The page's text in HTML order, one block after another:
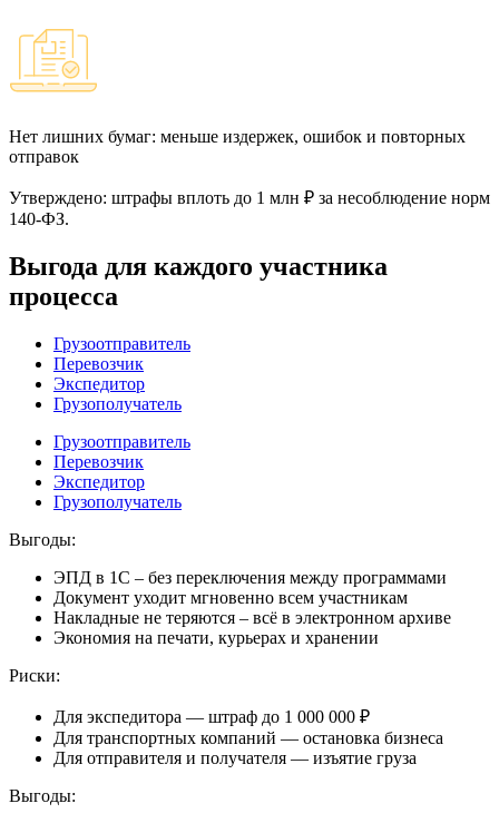
Нет лишних бумаг: меньше издержек, ошибок и повторных
отправок
Утверждено: штрафы вплоть до 1 млн ₽ за несоблюдение норм
140‑ФЗ.
Выгода для каждого участника
процесса
Грузоотправитель
Перевозчик
Экспедитор
Грузополучатель
Грузоотправитель
Перевозчик
Экспедитор
Грузополучатель
Выгоды:
ЭПД в 1С – без переключения между программами
Документ уходит мгновенно всем участникам
Накладные не теряются – всё в электронном архиве
Экономия на печати, курьерах и хранении
Риски:
Для экспедитора — штраф до 1 000 000 ₽
Для транспортных компаний — остановка бизнеса
Для отправителя и получателя — изъятие груза
Выгоды: